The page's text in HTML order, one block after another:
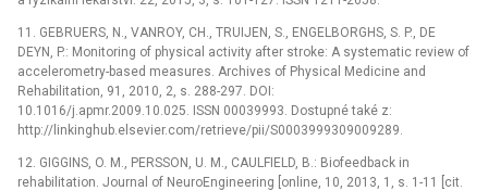
11. GEBRUERS, N., VANROY, CH., TRUIJEN, S., ENGELBORGHS, S. P., DE
DEYN, P.: Monitoring of physical activity after stroke: A systematic review of
accelerometry-based measures. Archives of Physical Medicine and
Rehabilitation, 91, 2010, 2, s. 288-297. DOI:
10.1016/j.apmr.2009.10.025. ISSN 00039993. Dostupné také z:
http://linkinghub.elsevier.com/retrieve/pii/S0003999309009289.
12. GIGGINS, O. M., PERSSON, U. M., CAULFIELD, B.: Biofeedback in
rehabilitation. Journal of NeuroEngineering [online, 10, 2013, 1, s. 1-11 [cit.